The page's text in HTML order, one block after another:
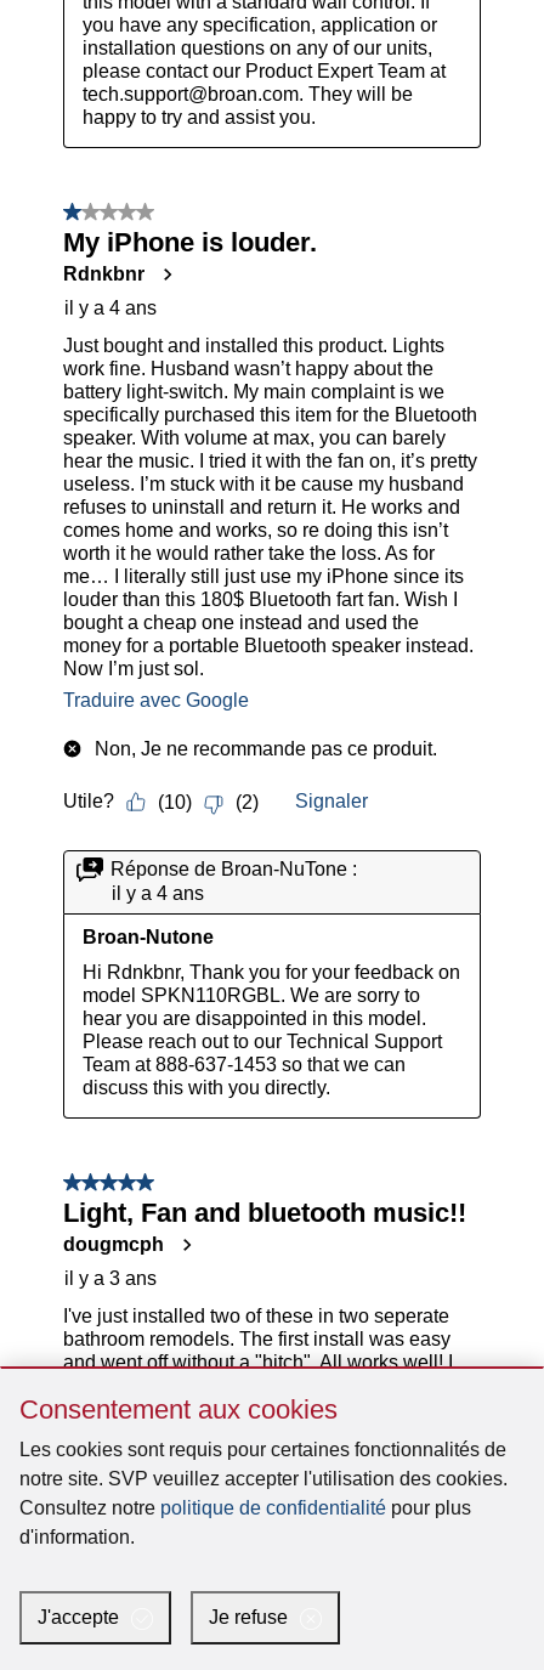
Consentement
aux
cookies
Consentement aux cookies
Les cookies sont requis pour certaines fonctionnalités de
notre site. SVP veuillez accepter l'utilisation des cookies.
Consultez notre politique de confidentialité pour plus
d'information.
J'accepte Je refuse